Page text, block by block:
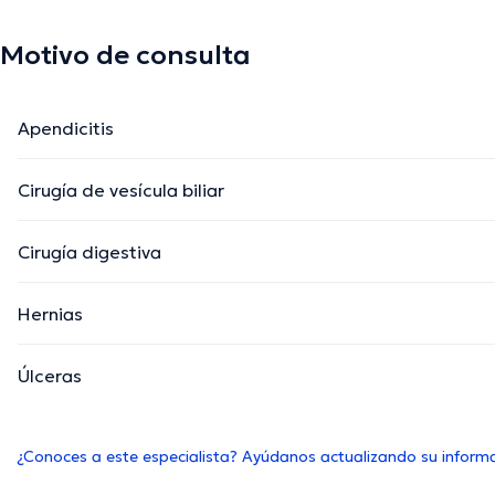
Motivo de consulta
Apendicitis
Cirugía de vesícula biliar
Cirugía digestiva
Hernias
Úlceras
¿Conoces a este especialista? Ayúdanos actualizando su